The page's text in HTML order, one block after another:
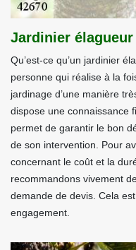
Jardinier élagueur
Qu’est-ce qu’un jardinier
personne qui réalise à la
jardinage d’une manière
dispose une connaissance
permet de garantir le bon
de son intervention. Pour
concernant le coût et la
recommandons vivement
demande de devis. Cela
engagement.